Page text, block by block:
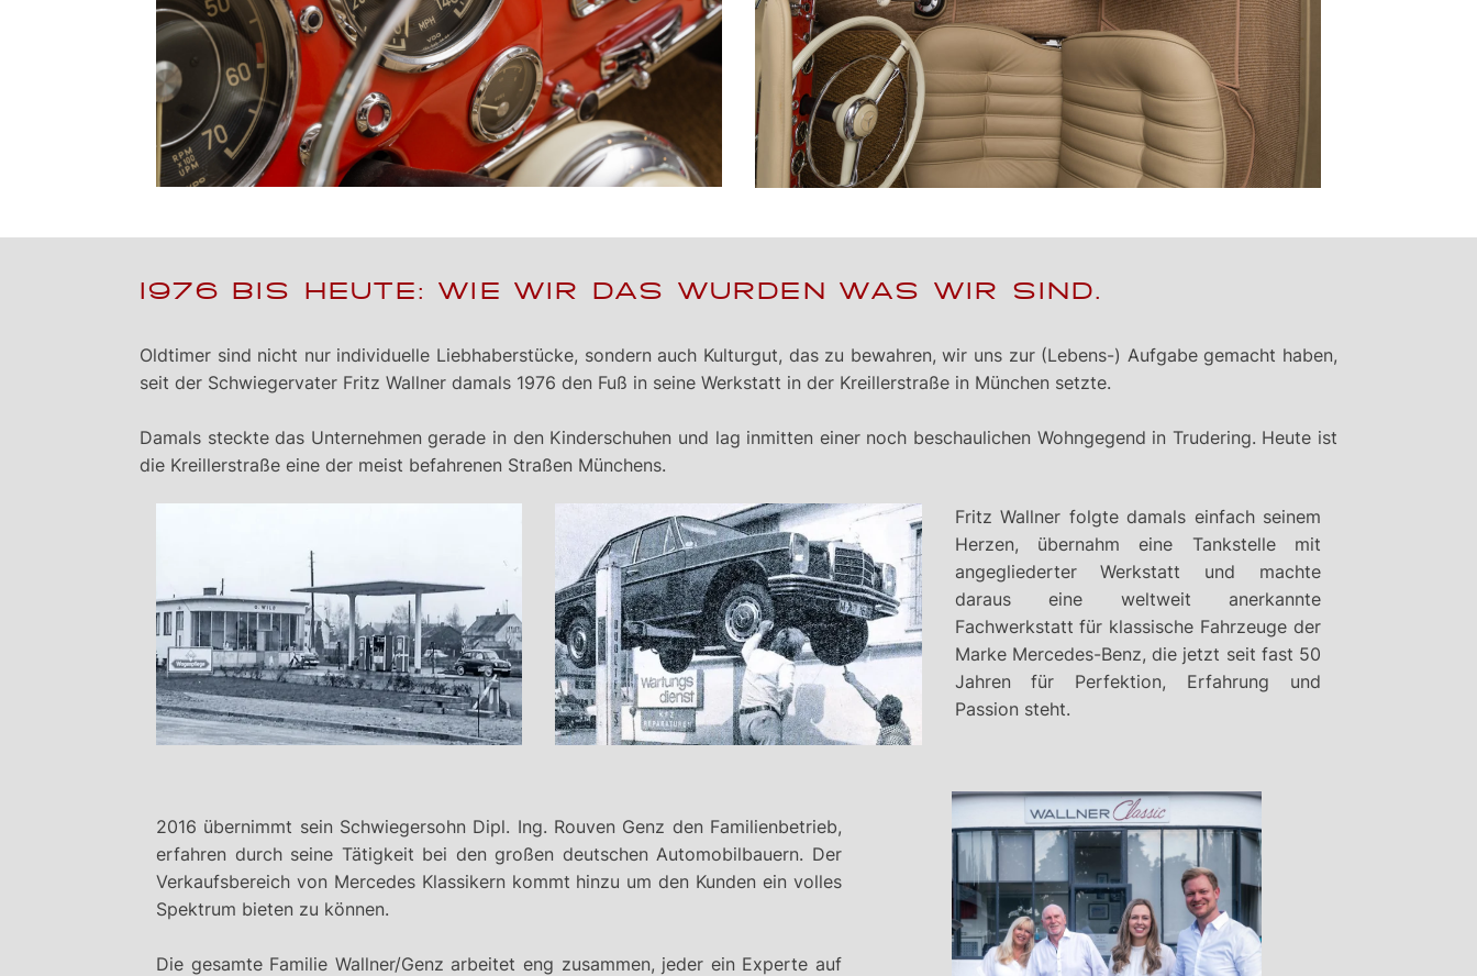
1976 BIS HEUTE: WIE WIR DAS WURDEN WAS WIR SIND.
Oldtimer sind nicht nur individuelle Liebhaberstücke, sondern auch Kulturgut, das zu bewahren, wir uns zur (Lebens-) Aufgabe gemacht haben,
seit der Schwiegervater Fritz Wallner damals 1976 den Fuß in seine Werkstatt in der Kreillerstraße in München setzte.
Damals steckte das Unternehmen gerade in den Kinderschuhen und lag inmitten einer noch beschaulichen Wohngegend in Trudering. Heute ist
die Kreillerstraße eine der meist befahrenen Straßen Münchens.
Fritz Wallner folgte damals einfach seinem
Herzen, übernahm eine Tankstelle mit
angegliederter Werkstatt und machte
daraus eine weltweit anerkannte
Fachwerkstatt für klassische Fahrzeuge der
Marke Mercedes-Benz, die jetzt seit fast 50
Jahren für Perfektion, Erfahrung und
Passion steht.
2016 übernimmt sein Schwiegersohn Dipl. Ing. Rouven Genz den Familienbetrieb,
erfahren durch seine Tätigkeit bei den großen deutschen Automobilbauern. Der
Verkaufsbereich von Mercedes Klassikern kommt hinzu um den Kunden ein volles
Spektrum bieten zu können.
Die gesamte Familie Wallner/Genz arbeitet eng zusammen, jeder ein Experte auf